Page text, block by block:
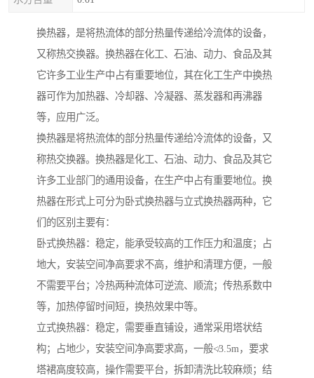
换热器，是将热流体的部分热量传递给冷流体的设备，
又称热交换器。换热器在化工、石油、动力、食品及其
它许多工业生产中占有重要地位，其在化工生产中换热
器可作为加热器、冷却器、冷凝器、蒸发器和再沸器
等，应用广泛。
换热器是将热流体的部分热量传递给冷流体的设备，又
称热交换器。换热器是化工、石油、动力、食品及其它
许多工业部门的通用设备，在生产中占有重要地位。换
热器在形式上可分为卧式换热器与立式换热器两种，它
们的区别主要有：
卧式换热器：稳定，能承受较高的工作压力和温度；占
地大，安装空间净高要求不高，维护和清理方便，一般
不需要平台；冷热两种流体可逆流、顺流；传热系数中
等，加热停留时间短，换热效果中等。
立式换热器：稳定，需要垂直铺设，通常采用塔状结
构；占地少，安装空间净高要求高，一般≮3.5m，要求
塔裙高度较高，操作需要平台，拆卸清洗比较麻烦；结